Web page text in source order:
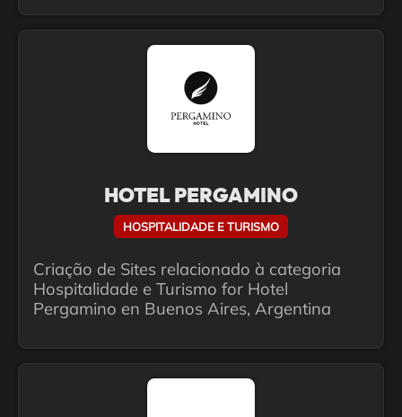
HOTEL PERGAMINO
HOSPITALIDADE E TURISMO
Criação de Sites relacionado à categoria
Hospitalidade e Turismo for Hotel
Pergamino en Buenos Aires, Argentina